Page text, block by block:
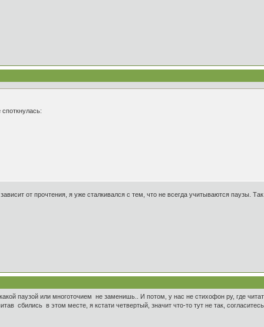
от прочтения, я уже сталкивался с тем, что не всегда учитываются паузы.
паузой или многоточием не заменишь.. И потом, у нас не стихофон ру, где
сбились в этом месте, я кстати четвертый, значит что-то тут не так,